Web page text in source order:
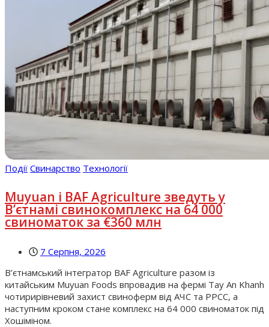
Події Свинарство Технології
Muyuan і BAF Agriculture зведуть у
В’єтнамі свинокомплекс на 64 000
свиноматок за €360 млн
7 Серпня, 2026
В’єтнамський інтегратор BAF Agriculture разом із
китайським Muyuan Foods впровадив на фермі Tay An Khanh
чотирирівневий захист свиноферм від АЧС та РРСС, а
наступним кроком стане комплекс на 64 000 свиноматок під
Хошіміном.